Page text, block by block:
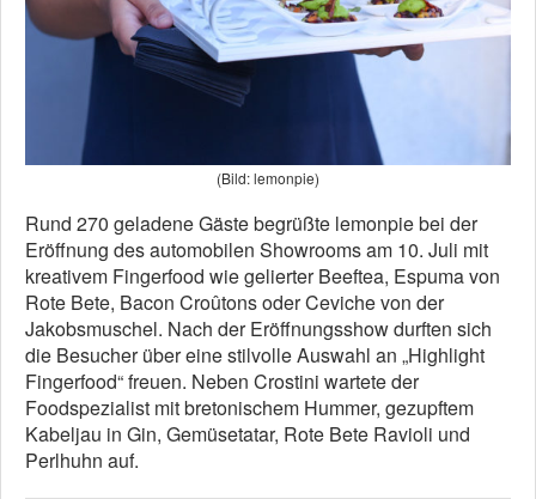
(Bild: lemonpie)
Rund 270 geladene Gäste begrüßte lemonpie bei der
Eröffnung des automobilen Showrooms am 10. Juli mit
kreativem Fingerfood wie gelierter Beeftea, Espuma von
Rote Bete, Bacon Croûtons oder Ceviche von der
Jakobsmuschel. Nach der Eröffnungsshow durften sich
die Besucher über eine stilvolle Auswahl an „Highlight
Fingerfood“ freuen. Neben Crostini wartete der
Foodspezialist mit bretonischem Hummer, gezupftem
Kabeljau in Gin, Gemüsetatar, Rote Bete Ravioli und
Perlhuhn auf.